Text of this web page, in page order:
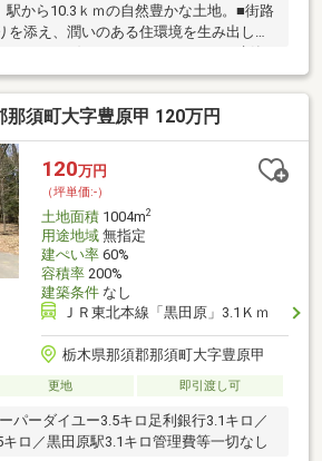
から10.3ｋｍの自然豊かな土地。■街路
添え、潤いのある住環境を生み出しま
方向。西側に幅員6.1ｍ、北側に幅員5.0
まずは「資料請求（無料）」からお気軽
。【備考】〇地番：1148-843〇現況：草
会）〇権利金（施設維持協力金）70万円
（水道代含む） ・土地のみ所有
・建物永住80000
那須町大字豊原甲 120万円
120万円
（坪単価:-）
土地面積1004m2
用途地域無指定
建ぺい率60%
容積率200%
建築条件なし
ＪＲ東北本線「黒田原」3.1Ｋｍ
栃木県那須郡那須町大字豊原甲
更地 即引渡し可
パーダイユー3.5キロ足利銀行3.1キロ／
ロ／黒田原駅3.1キロ管理費等一切なし